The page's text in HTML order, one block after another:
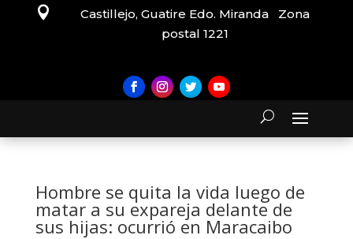

Castillejo, Guatire Edo. Miranda Zona
postal 1221
Hombre se quita la vida luego de
matar a su expareja delante de
sus hijas: ocurrió en Maracaibo